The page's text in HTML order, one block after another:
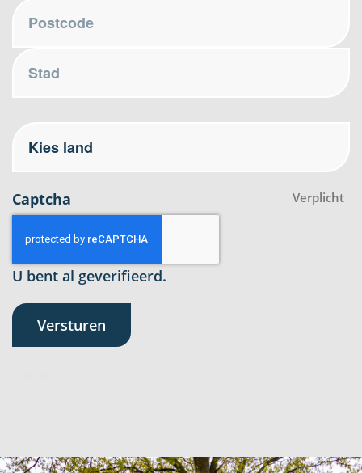
Captcha Verplicht
U bent al geverifieerd.